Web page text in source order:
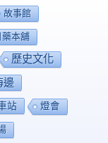
故事館
藥本舖
歷史文化
邊
站 燈會